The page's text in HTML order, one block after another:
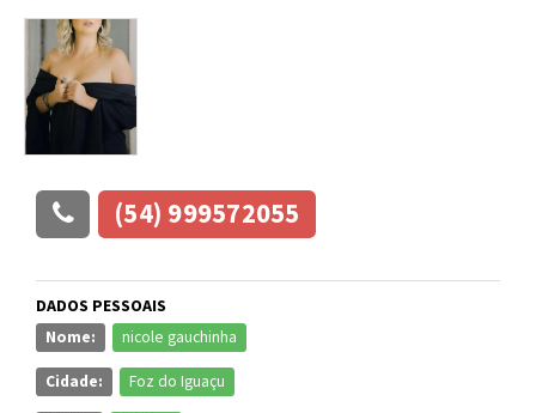
(54) 999572055
DADOS PESSOAIS
Nome: nicole gauchinha
Cidade: Foz do Iguaçu